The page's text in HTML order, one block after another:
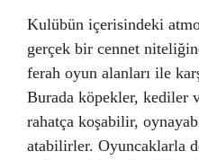
Kulübün içerisindeki
gerçek bir cennet
ferah oyun alanları ile
Burada köpekler, kediler
rahatça koşabilir,
atabilirler. Oyuncaklarla